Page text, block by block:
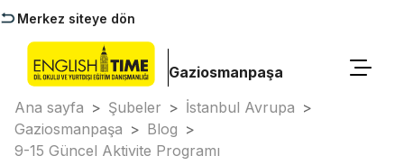
Merkez siteye dön
Gaziosmanpaşa
Ana sayfa > Şubeler > İstanbul Avrupa >
Gaziosmanpaşa > Blog >
9-15 Güncel Aktivite Programı